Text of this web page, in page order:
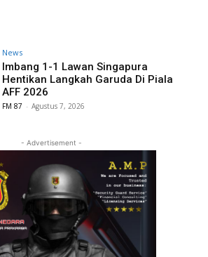
News
Imbang 1-1 Lawan Singapura
Hentikan Langkah Garuda Di Piala
AFF 2026
FM 87 - Agustus 7, 2026
- Advertisement -